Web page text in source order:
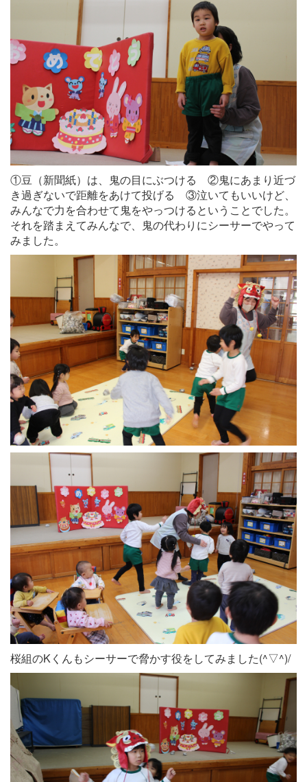
①豆（新聞紙）は、鬼の目にぶつける ②鬼にあまり近づ
き過ぎないで距離をあけて投げる ③泣いてもいいけど、
みんなで力を合わせて鬼をやっつけるということでした。
それを踏まえてみんなで、鬼の代わりにシーサーでやって
みました。
桜組のKくんもシーサーで脅かす役をしてみました(^▽^)/